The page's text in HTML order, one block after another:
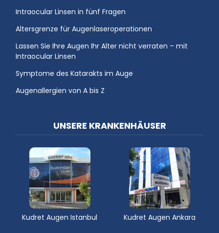
Intraocular Linsen in fünf Fragen
Altersgrenze für Augenlaseroperationen
Lassen Sie Ihre Augen Ihr Alter nicht verraten – mit
Intraocular Linsen
Symptome des Katarakts im Auge
Augenallergien von A bis Z
UNSERE KRANKENHÄUSER
Kudret Augen Istanbul Kudret Augen Ankara